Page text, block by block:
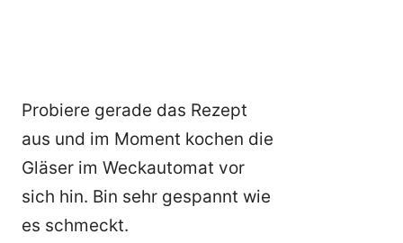
Probiere gerade das Rezept
aus und im Moment kochen die
Gläser im Weckautomat vor
sich hin. Bin sehr gespannt wie
es schmeckt.